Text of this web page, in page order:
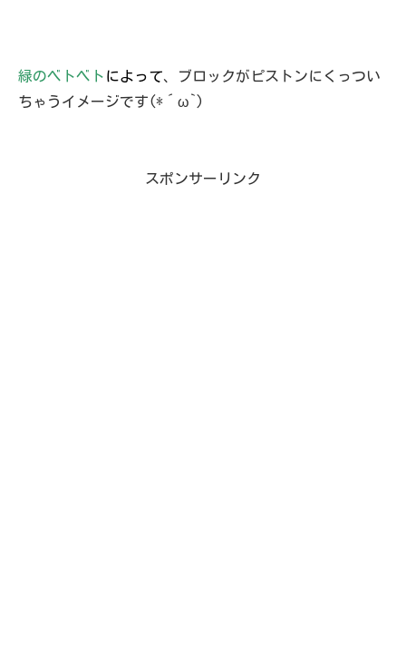
緑のベトベト によって、ブロックがピストンにくっつい
ちゃうイメージです(*´ω`)
スポンサーリンク